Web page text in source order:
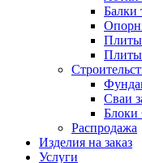
Балки
Плиты
Плиты
Сваи
Распродажа
Изделия на заказ
Услуги